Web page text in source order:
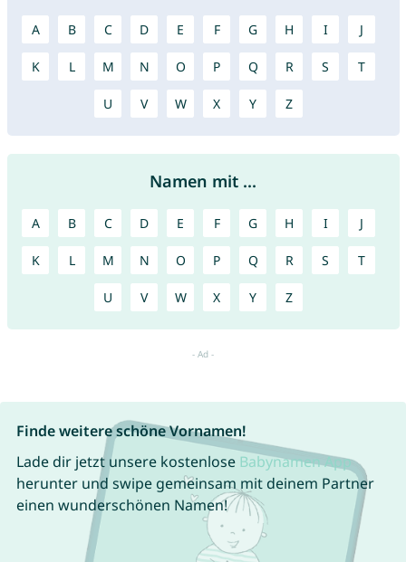
A B C D E F G H I J
K L M N O P Q R S T
U V W X Y Z
Namen mit ...
A B C D E F G H I J
K L M N O P Q R S T
U V W X Y Z
Finde weitere schöne Vornamen!
Lade dir jetzt unsere kostenlose Babynamen App
herunter und swipe gemeinsam mit deinem Partner
einen wunderschönen Namen!